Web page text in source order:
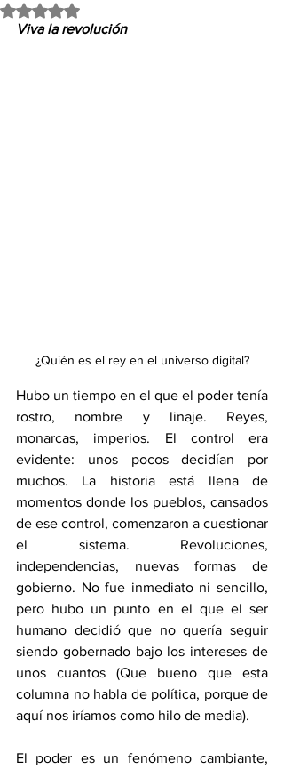
Obtuvo NaN de 5 estrellas.
Viva la revolución
¿Quién es el rey en el universo digital?
Hubo un tiempo en el que el poder tenía
rostro, nombre y linaje. Reyes,
monarcas, imperios. El control era
evidente: unos pocos decidían por
muchos. La historia está llena de
momentos donde los pueblos, cansados
de ese control, comenzaron a cuestionar
el sistema. Revoluciones,
independencias, nuevas formas de
gobierno. No fue inmediato ni sencillo,
pero hubo un punto en el que el ser
humano decidió que no quería seguir
siendo gobernado bajo los intereses de
unos cuantos (Que bueno que esta
columna no habla de política, porque de
aquí nos iríamos como hilo de media).
El poder es un fenómeno cambiante,